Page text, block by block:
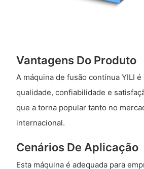
Vantagens Do Produto
A máquina de fusão contínua YILI
qualidade, confiabilidade e
que a torna popular tanto no
internacional.
Cenários De Aplicação
Esta máquina é adequada para